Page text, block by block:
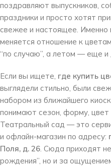
поздравляют выпускников,
праздники и просто хотят
свежее и настоящее. Именно
меняется отношение к
“по случаю”, а летом — еще и
Если вы ищете, где купить
выглядели стильно, были
набором из ближайшего
понимают сезон, форму, цвет
Театральный сад — это
и офлайн-магазин по адресу:
Поля, д. 26. Сюда приходят
рождения”, но и за